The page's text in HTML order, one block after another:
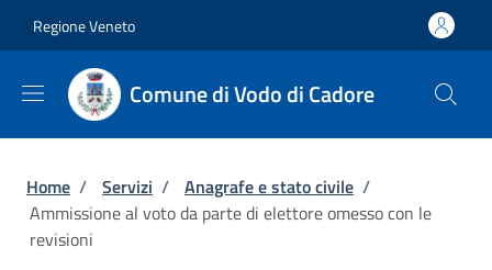
Regione Veneto
Comune di Vodo di Cadore
Briciole di pane
Home / Servizi / Anagrafe e stato civile /
Ammissione al voto da parte di elettore omesso con le
revisioni